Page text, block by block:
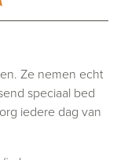
Ze nemen echt
speciaal bed
iedere dag van